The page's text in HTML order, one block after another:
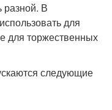
разной. В
для
для торжественных
следующие